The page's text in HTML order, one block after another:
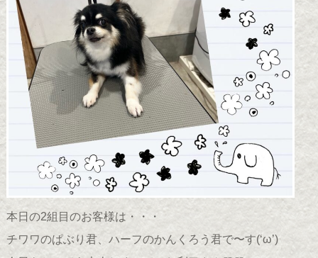
本日の2組目のお客様は・・・
チワワのぱぶり君、ハーフのかんくろう君で〜す(‘ω’)